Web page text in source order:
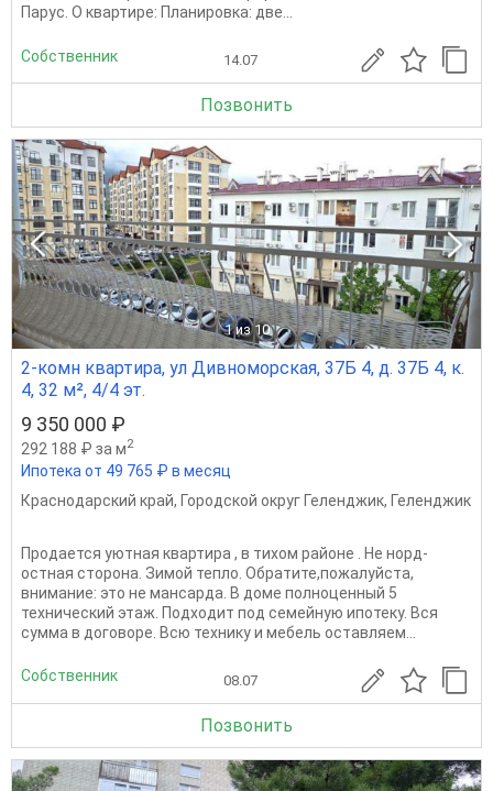
Парус. О квартире: Планировка: две...
Собственник 14.07
Позвонить
1 из 10
2-комн квартира, ул Дивноморская, 37Б 4, д. 37Б 4, к.
4, 32 м², 4/4 эт.
9 350 000 ₽
292 188 ₽ за м2
Ипотека от 49 765 ₽ в месяц
Краснодарский край, Городской округ Геленджик, Геленджик
Продается уютная квартира , в тихом районе . Не норд-
остная сторона. Зимой тепло. Обратите,пожалуйста,
внимание: это не мансарда. В доме полноценный 5
технический этаж. Подходит под семейную ипотеку. Вся
сумма в договоре. Всю технику и мебель оставляем...
Собственник 08.07
Позвонить